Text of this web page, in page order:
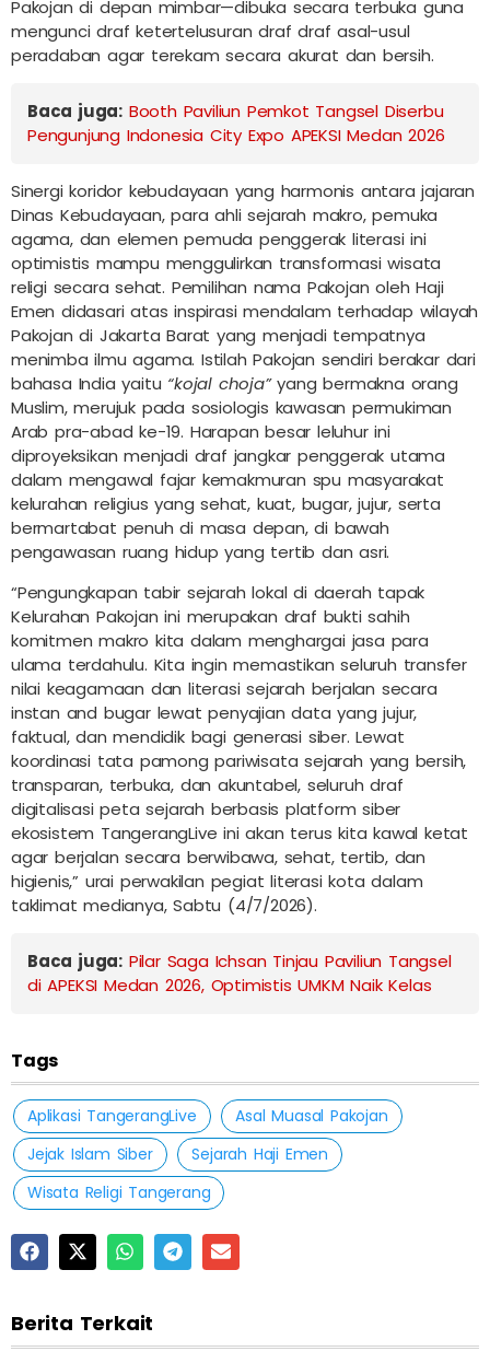
Pakojan di depan mimbar—dibuka secara terbuka guna
mengunci draf ketertelusuran draf draf asal-usul
peradaban agar terekam secara akurat dan bersih.
Baca juga: Booth Paviliun Pemkot Tangsel Diserbu
Pengunjung Indonesia City Expo APEKSI Medan 2026
Sinergi koridor kebudayaan yang harmonis antara jajaran
Dinas Kebudayaan, para ahli sejarah makro, pemuka
agama, dan elemen pemuda penggerak literasi ini
optimistis mampu menggulirkan transformasi wisata
religi secara sehat. Pemilihan nama Pakojan oleh Haji
Emen didasari atas inspirasi mendalam terhadap wilayah
Pakojan di Jakarta Barat yang menjadi tempatnya
menimba ilmu agama. Istilah Pakojan sendiri berakar dari
bahasa India yaitu “kojal choja”yang bermakna orang
Muslim, merujuk pada sosiologis kawasan permukiman
Arab pra-abad ke-19. Harapan besar leluhur ini
diproyeksikan menjadi draf jangkar penggerak utama
dalam mengawal fajar kemakmuran spu masyarakat
kelurahan religius yang sehat, kuat, bugar, jujur, serta
bermartabat penuh di masa depan, di bawah
pengawasan ruang hidup yang tertib dan asri.
“Pengungkapan tabir sejarah lokal di daerah tapak
Kelurahan Pakojan ini merupakan draf bukti sahih
komitmen makro kita dalam menghargai jasa para
ulama terdahulu. Kita ingin memastikan seluruh transfer
nilai keagamaan dan literasi sejarah berjalan secara
instan and bugar lewat penyajian data yang jujur,
faktual, dan mendidik bagi generasi siber. Lewat
koordinasi tata pamong pariwisata sejarah yang bersih,
transparan, terbuka, dan akuntabel, seluruh draf
digitalisasi peta sejarah berbasis platform siber
ekosistem TangerangLive ini akan terus kita kawal ketat
agar berjalan secara berwibawa, sehat, tertib, dan
higienis,” urai perwakilan pegiat literasi kota dalam
taklimat medianya, Sabtu (4/7/2026).
Baca juga: Pilar Saga Ichsan Tinjau Paviliun Tangsel
di APEKSI Medan 2026, Optimistis UMKM Naik Kelas
Tags
Aplikasi TangerangLive
Asal Muasal Pakojan
Jejak Islam Siber
Sejarah Haji Emen
Wisata Religi Tangerang
Berita Terkait